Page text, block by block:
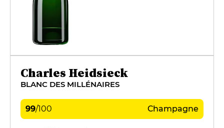
Charles Heidsieck
BLANC DES MILLÉNAIRES
99/100 Champagne